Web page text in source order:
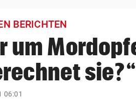
BERICHTEN
um
sie?“
06:01